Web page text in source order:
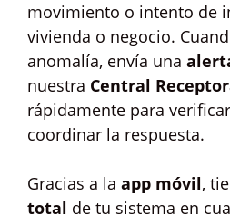
movimiento o intento de
vivienda o negocio.
anomalía, envía una
nuestra Central
rápidamente para
coordinar la respuesta.
Gracias a la app móvil,
total de tu sistema en